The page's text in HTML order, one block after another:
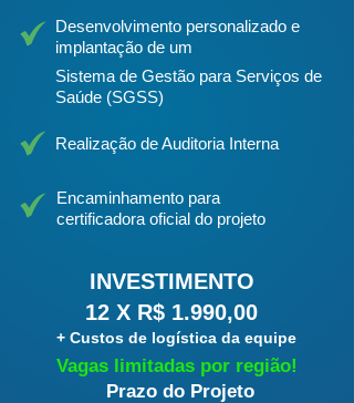
Desenvolvimento personalizado e
implantação de um
Sistema de Gestão para Serviços de
Saúde (SGSS)
Realização de Auditoria Interna
Encaminhamento para
certificadora oficial do projeto
INVESTIMENTO
12 X R$ 1.990,00
+ Custos de logística da equipe
Vagas limitadas por região!
Prazo do Projeto